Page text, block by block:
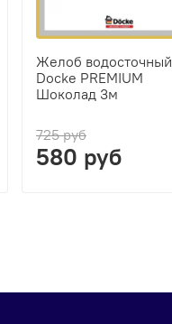
Желоб водосточный
Docke PREMIUM
Шоколад 3м
725 руб
580 руб